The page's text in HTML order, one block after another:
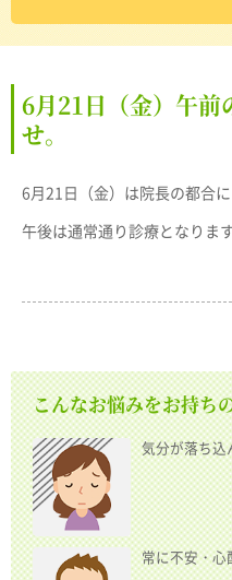
6月21日（金）午前
せ。
6月21日（金）は院長の都合
午後は通常通り診療となります
こんなお悩みをお持ち
気分が落ち込
常に不安・心